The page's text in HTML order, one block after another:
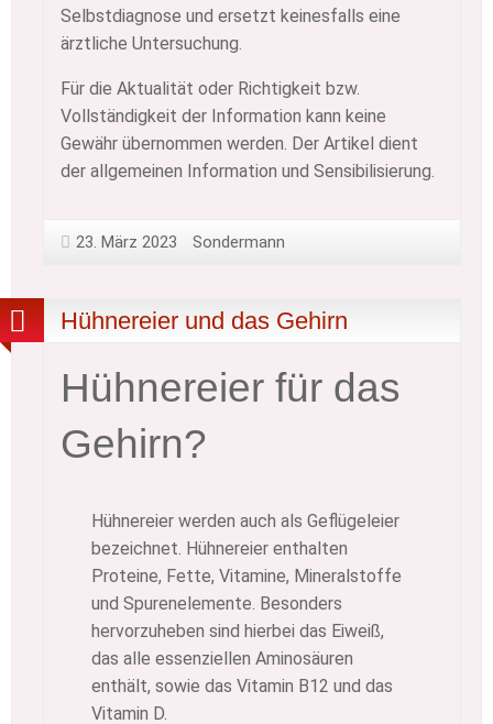
Selbstdiagnose und ersetzt keinesfalls eine
ärztliche Untersuchung.
Für die Aktualität oder Richtigkeit bzw.
Vollständigkeit der Information kann keine
Gewähr übernommen werden. Der Artikel dient
der allgemeinen Information und Sensibilisierung.
23. März 2023 Sondermann
Hühnereier und das Gehirn
Hühnereier für das
Gehirn?
Hühnereier werden auch als Geflügeleier
bezeichnet. Hühnereier enthalten
Proteine, Fette, Vitamine, Mineralstoffe
und Spurenelemente. Besonders
hervorzuheben sind hierbei das Eiweiß,
das alle essenziellen Aminosäuren
enthält, sowie das Vitamin B12 und das
Vitamin D.